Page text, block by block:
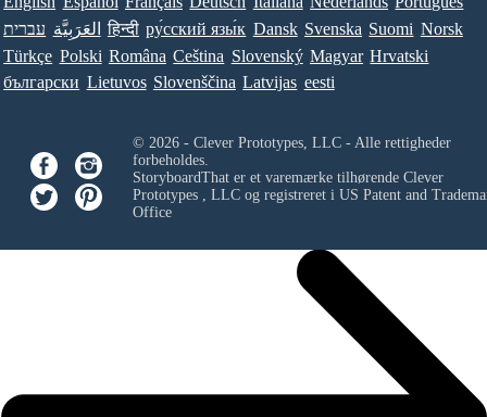
עברית العَرَبِيَّة हिन्दी ру́сский язы́к Dansk Svenska Suomi Norsk
Türkçe Polski Româna Ceština Slovenský Magyar Hrvatski
български Lietuvos Slovenščina Latvijas eesti
© 2026 - Clever Prototypes, LLC - Alle rettigheder
forbeholdes.
StoryboardThat er et varemærke tilhørende Clever
Prototypes , LLCog registreret i US Patent and
Office